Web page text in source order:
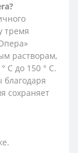
тремя
растворам,
C до 150 ° C.
сохраняет